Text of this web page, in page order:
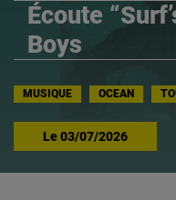
Écoute
Boys
MUSIQUE OCEAN
Le03/07/2026